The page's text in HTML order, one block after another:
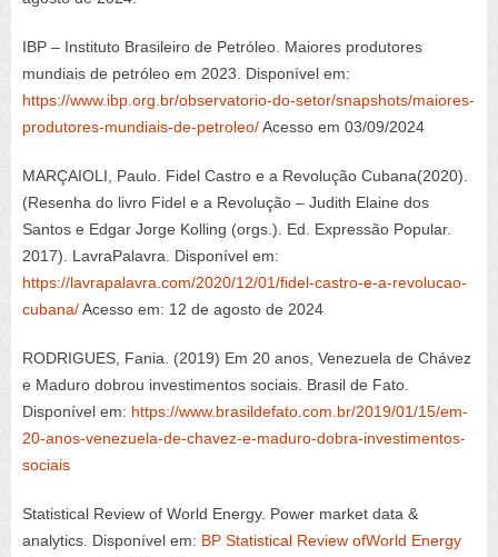
IBP – Instituto Brasileiro de Petróleo. Maiores produtores
mundiais de petróleo em 2023. Disponível em:
https://www.ibp.org.br/observatorio-do-setor/snapshots/maiores-
produtores-mundiais-de-petroleo/Acesso em 03/09/2024
MARÇAIOLI, Paulo. Fidel Castro e a Revolução Cubana(2020).
(Resenha do livro Fidel e a Revolução – Judith Elaine dos
Santos e Edgar Jorge Kolling (orgs.). Ed. Expressão Popular.
2017). LavraPalavra. Disponível em:
https://lavrapalavra.com/2020/12/01/fidel-castro-e-a-revolucao-
cubana/Acesso em: 12 de agosto de 2024
RODRIGUES, Fania. (2019) Em 20 anos, Venezuela de Chávez
e Maduro dobrou investimentos sociais. Brasil de Fato.
Disponível em: https://www.brasildefato.com.br/2019/01/15/em-
20-anos-venezuela-de-chavez-e-maduro-dobra-investimentos-
sociais
Statistical Review of World Energy. Power market data &
analytics. Disponível em: BP Statistical Review ofWorld Energy